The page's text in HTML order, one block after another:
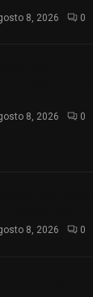
8, 2026 0
8, 2026 0
8, 2026 0